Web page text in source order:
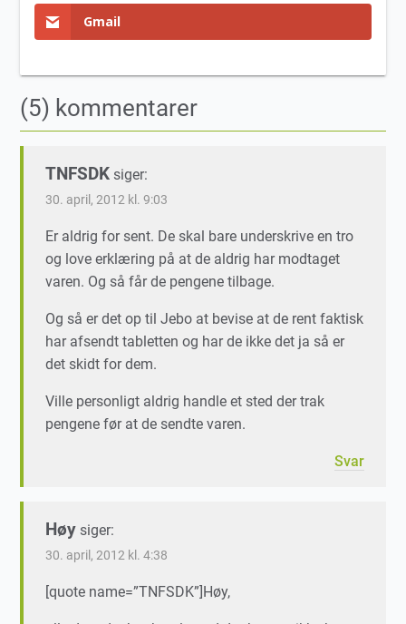
Gmail
(5) kommentarer
TNFSDK siger:
30. april, 2012 kl. 9:03
Er aldrig for sent. De skal bare underskrive en tro
og love erklæring på at de aldrig har modtaget
varen. Og så får de pengene tilbage.
Og så er det op til Jebo at bevise at de rent faktisk
har afsendt tabletten og har de ikke det ja så er
det skidt for dem.
Ville personligt aldrig handle et sted der trak
pengene før at de sendte varen.
Svar
Høy siger:
30. april, 2012 kl. 4:38
[quote name=”TNFSDK”]Høy,